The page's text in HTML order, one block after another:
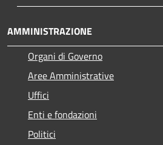
AMMINISTRAZIONE
Organi di Governo
Aree Amministrative
Uffici
Enti e fondazioni
Politici